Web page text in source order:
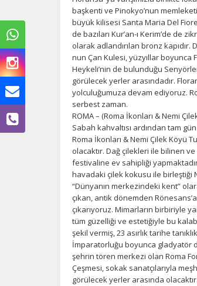
başkenti ve Pinokyo’nun
büyük kilisesi Santa Maria Del
de bazıları Kur’an-ı Kerim’de de
olarak adlandırılan bronz
nun Çan Kulesi, yüzyıllar boyunca
Heykeli’nin de bulunduğu
görülecek yerler arasındadır.
yolculuğumuza devam ediyoruz.
serbest zaman.
ROMA – (Roma İkonları & Nemi
Sabah kahvaltısı ardından tam
Roma İkonları & Nemi Çilek Köyü
olacaktır. Dağ çilekleri ile bilinen
festivaline ev sahipliği
havadaki çilek kokusu ile birleştiği
“Dünyanın merkezindeki kent”
çıkan, antik dönemden
çıkarıyoruz. Mimarların birbiriyle
tüm güzelliği ve estetiğiyle bu
şekil vermiş, 23 asırlık tarihe
İmparatorluğu boyunca gladyatör
şehrin tören merkezi olan Roma
Çeşmesi, sokak sanatçılarıyla
görülecek yerler arasında